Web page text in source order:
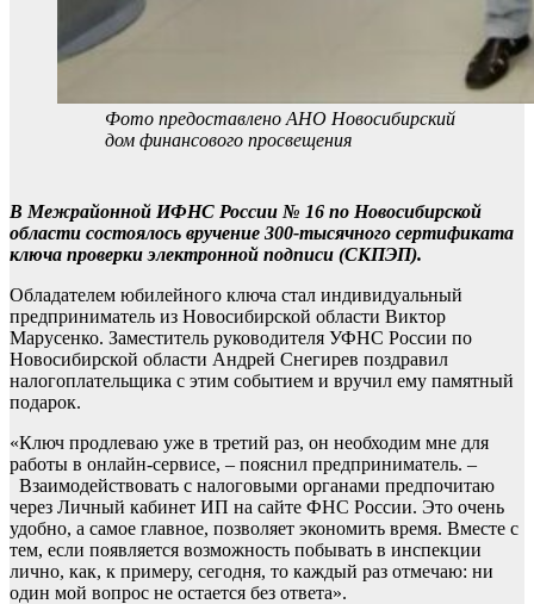
Фото предоставлено АНО Новосибирский
дом финансового просвещения
В Межрайонной ИФНС России № 16 по Новосибирской
области состоялось вручение 300-тысячного сертификата
ключа проверки электронной подписи (СКПЭП).
Обладателем юбилейного ключа стал индивидуальный
предприниматель из Новосибирской области Виктор
Марусенко. Заместитель руководителя УФНС России по
Новосибирской области Андрей Снегирев поздравил
налогоплательщика с этим событием и вручил ему памятный
подарок.
«Ключ продлеваю уже в третий раз, он необходим мне для
работы в онлайн-сервисе, – пояснил предприниматель. –
Взаимодействовать с налоговыми органами предпочитаю
через Личный кабинет ИП на сайте ФНС России. Это очень
удобно, а самое главное, позволяет экономить время. Вместе с
тем, если появляется возможность побывать в инспекции
лично, как, к примеру, сегодня, то каждый раз отмечаю: ни
один мой вопрос не остается без ответа».